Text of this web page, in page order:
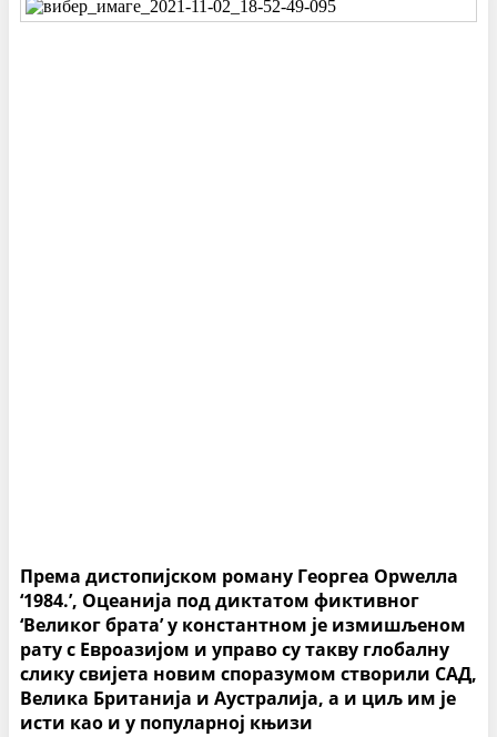
Према дистопијском роману Георгеа Орwелла
‘1984.’, Оцеанија под диктатом фиктивног
‘Великог брата’ у константном је измишљеном
рату с Евроазијом и управо су такву глобалну
слику свијета новим споразумом створили САД,
Велика Британија и Аустралија, а и циљ им је
исти као и у популарној књизи